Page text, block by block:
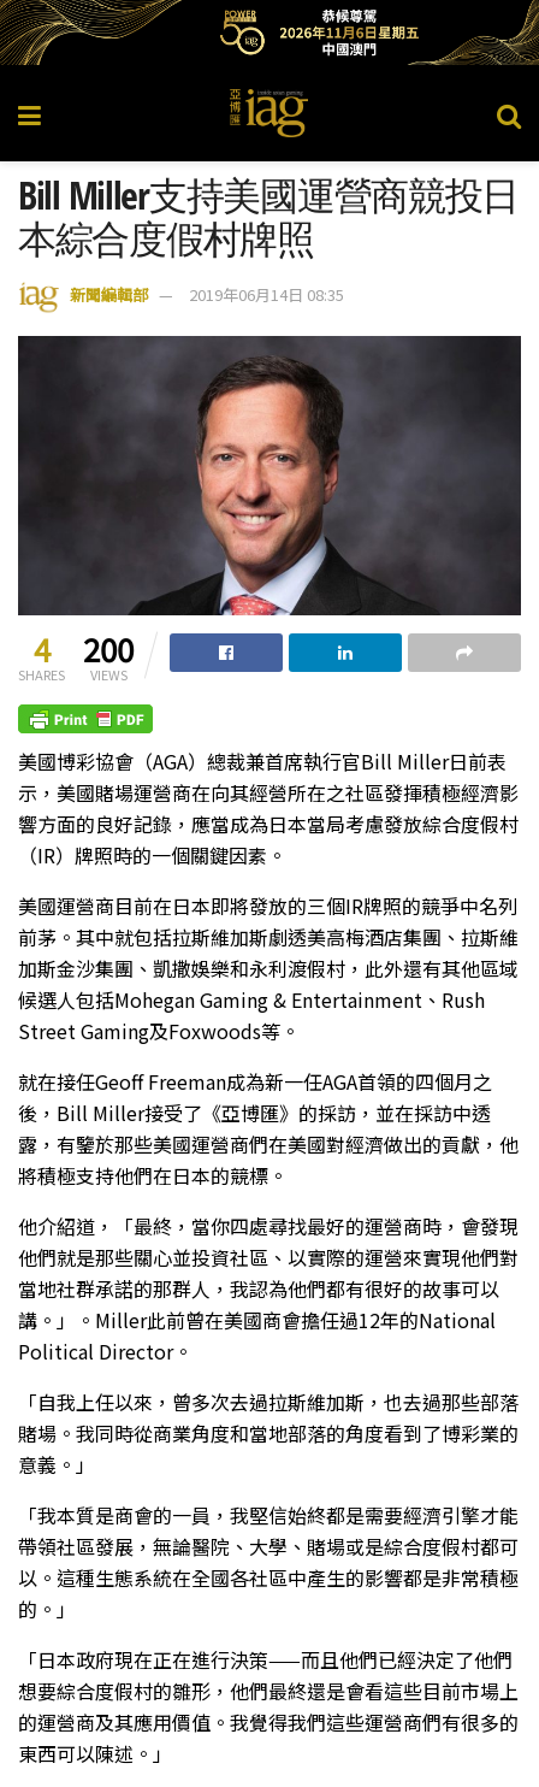
Bill Miller支持美國運營商競投日
本綜合度假村牌照
新聞編輯部 2019年06月14日 08:35
4
SHARES
200
VIEWS
美國博彩協會（AGA）總裁兼首席執行官Bill Miller日前表
示，美國賭場運營商在向其經營所在之社區發揮積極經濟影
響方面的良好記錄，應當成為日本當局考慮發放綜合度假村
（IR）牌照時的一個關鍵因素。
美國運營商目前在日本即將發放的三個IR牌照的競爭中名列
前茅。其中就包括拉斯維加斯劇透美高梅酒店集團、拉斯維
加斯金沙集團、凱撒娛樂和永利渡假村，此外還有其他區域
候選人包括Mohegan Gaming & Entertainment、Rush
Street Gaming及Foxwoods等。
就在接任Geoff Freeman成為新一任AGA首領的四個月之
後，Bill Miller接受了《亞博匯》的採訪，並在採訪中透
露，有鑒於那些美國運營商們在美國對經濟做出的貢獻，他
將積極支持他們在日本的競標。
他介紹道，「最終，當你四處尋找最好的運營商時，會發現
他們就是那些關心並投資社區、以實際的運營來實現他們對
當地社群承諾的那群人，我認為他們都有很好的故事可以
講。」。Miller此前曾在美國商會擔任過12年的National
Political Director。
「自我上任以來，曾多次去過拉斯維加斯，也去過那些部落
賭場。我同時從商業角度和當地部落的角度看到了博彩業的
意義。」
「我本質是商會的一員，我堅信始終都是需要經濟引擎才能
帶領社區發展，無論醫院、大學、賭場或是綜合度假村都可
以。這種生態系統在全國各社區中產生的影響都是非常積極
的。」
「日本政府現在正在進行決策——而且他們已經決定了他們
想要綜合度假村的雛形，他們最終還是會看這些目前市場上
的運營商及其應用價值。我覺得我們這些運營商們有很多的
東西可以陳述。」